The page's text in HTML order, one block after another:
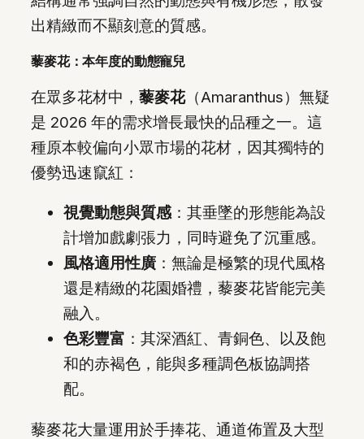
出精緻而不顯刻意的質感。
藜麥花：本年度的動態寵兒
在眾多花材中， 藜麥花（Amaranthus）無疑
是 2026 年的需求增長最快的品種之一。這
種原本較偏向小眾市場的花材，因其獨特的
優勢迅速竄紅：
視覺動態與質感 ：其垂墜的形態能為設
計增加戲劇張力，同時避免了沉重感。
風格適用性廣 ：無論是極繁的現代風格
還是精緻的花園婚禮，藜麥花皆能完美
融入。
色彩豐富 ：其深酒紅、青銅色、以及飽
和的赤褐色，能與多種調色板協調搭
配。
藜麥花大量運用於手捧花、通道佈置及大型